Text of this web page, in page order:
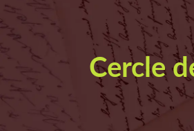
Cercle